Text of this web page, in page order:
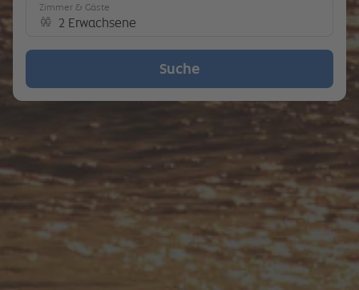
Zimmer & Gäste
2 Erwachsene
Suche